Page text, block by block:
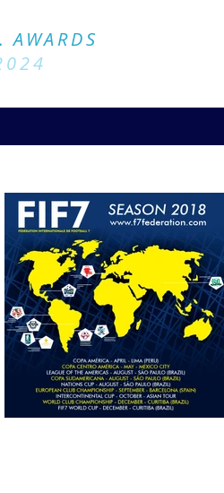
AWARDS